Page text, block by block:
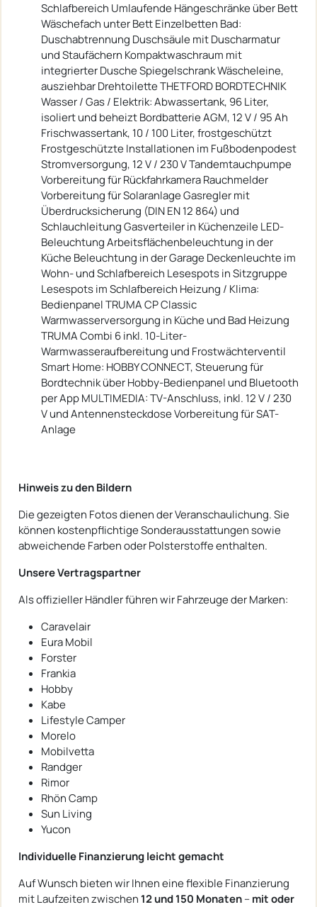
Schlafbereich Umlaufende Hängeschränke über Bett
Wäschefach unter Bett Einzelbetten Bad:
Duschabtrennung Duschsäule mit Duscharmatur
und Staufächern Kompaktwaschraum mit
integrierter Dusche Spiegelschrank Wäscheleine,
ausziehbar Drehtoilette THETFORD BORDTECHNIK
Wasser / Gas / Elektrik: Abwassertank, 96 Liter,
isoliert und beheizt Bordbatterie AGM, 12 V / 95 Ah
Frischwassertank, 10 / 100 Liter, frostgeschützt
Frostgeschützte Installationen im Fußbodenpodest
Stromversorgung, 12 V / 230 V Tandemtauchpumpe
Vorbereitung für Rückfahrkamera Rauchmelder
Vorbereitung für Solaranlage Gasregler mit
Überdrucksicherung (DIN EN 12 864) und
Schlauchleitung Gasverteiler in Küchenzeile LED-
Beleuchtung Arbeitsflächenbeleuchtung in der
Küche Beleuchtung in der Garage Deckenleuchte im
Wohn- und Schlafbereich Lesespots in Sitzgruppe
Lesespots im Schlafbereich Heizung / Klima:
Bedienpanel TRUMA CP Classic
Warmwasserversorgung in Küche und Bad Heizung
TRUMA Combi 6 inkl. 10-Liter-
Warmwasseraufbereitung und Frostwächterventil
Smart Home: HOBBY CONNECT, Steuerung für
Bordtechnik über Hobby-Bedienpanel und Bluetooth
per App MULTIMEDIA: TV-Anschluss, inkl. 12 V / 230
V und Antennensteckdose Vorbereitung für SAT-
Anlage
Hinweis zu den Bildern
Die gezeigten Fotos dienen der Veranschaulichung. Sie
können kostenpflichtige Sonderausstattungen sowie
abweichende Farben oder Polsterstoffe enthalten.
Unsere Vertragspartner
Als offizieller Händler führen wir Fahrzeuge der Marken:
Caravelair
Eura Mobil
Forster
Frankia
Hobby
Kabe
Lifestyle Camper
Morelo
Mobilvetta
Randger
Rimor
Rhön Camp
Sun Living
Yucon
Individuelle Finanzierung leicht gemacht
Auf Wunsch bieten wir Ihnen eine flexible Finanzierung
mit Laufzeiten zwischen 12 und 150 Monaten–mit oder